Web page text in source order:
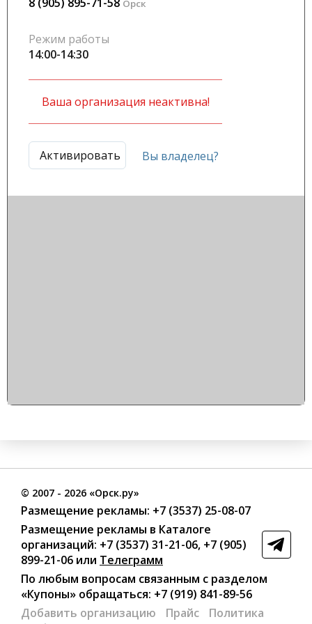
Орск
Режим работы
14:00-14:30
Ваша организация неактивна!
Активировать Вы владелец?
© 2007 - 2026 «Орск.ру»
Размещение рекламы: +7 (3537) 25-08-07
Размещение рекламы в Каталоге
организаций: +7 (3537) 31-21-06, +7 (905)
899-21-06 или Телеграмм
По любым вопросам связанным с разделом
«Купоны» обращаться: +7 (919) 841-89-56
Добавить организацию
Прайс
Политика